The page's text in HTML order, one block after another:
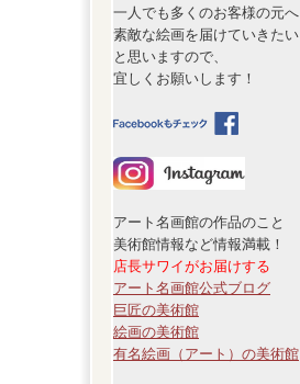
一人でも多くのお客様の元へ
素敵な絵画を届けていきたい
と思いますので、
宜しくお願いします！
アート名画館の作品のこと
美術館情報など情報満載！
店長サワイがお届けする
アート名画館公式ブログ
巨匠の美術館
絵画の美術館
有名絵画（アート）の美術館